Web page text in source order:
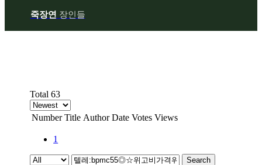
죽장연 장인들
Total 63
Number Title Author Date Votes Views
1
Search